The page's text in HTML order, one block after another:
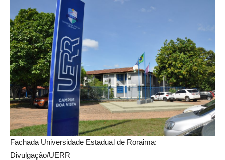
Fachada Universidade Estadual de Roraima:
Divulgação/UERR